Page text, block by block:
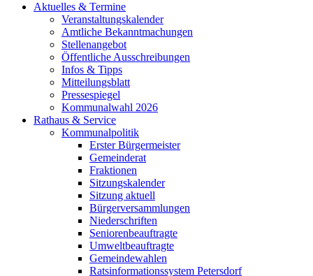
Aktuelles & Termine
Veranstaltungskalender
Amtliche Bekanntmachungen
Stellenangebot
Öffentliche Ausschreibungen
Infos & Tipps
Mitteilungsblatt
Pressespiegel
Kommunalwahl 2026
Rathaus & Service
Kommunalpolitik
Erster Bürgermeister
Gemeinderat
Fraktionen
Sitzungskalender
Sitzung aktuell
Bürgerversammlungen
Niederschriften
Seniorenbeauftragte
Umweltbeauftragte
Gemeindewahlen
Ratsinformationssystem Petersdorf